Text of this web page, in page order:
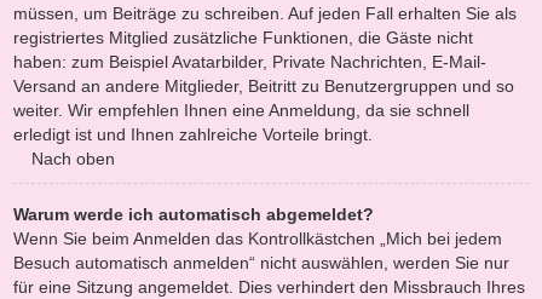
müssen, um Beiträge zu schreiben. Auf jeden Fall erhalten Sie als
registriertes Mitglied zusätzliche Funktionen, die Gäste nicht
haben: zum Beispiel Avatarbilder, Private Nachrichten, E-Mail-
Versand an andere Mitglieder, Beitritt zu Benutzergruppen und so
weiter. Wir empfehlen Ihnen eine Anmeldung, da sie schnell
erledigt ist und Ihnen zahlreiche Vorteile bringt.
Nach oben
Warum werde ich automatisch abgemeldet?
Wenn Sie beim Anmelden das Kontrollkästchen „Mich bei jedem
Besuch automatisch anmelden“ nicht auswählen, werden Sie nur
für eine Sitzung angemeldet. Dies verhindert den Missbrauch Ihres